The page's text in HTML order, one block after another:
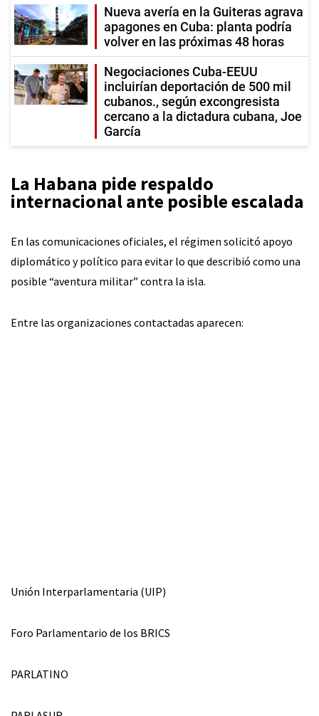
Nueva avería en la Guiteras agrava
apagones en Cuba: planta podría
volver en las próximas 48 horas
Negociaciones Cuba-EEUU
incluirían deportación de 500 mil
cubanos., según excongresista
cercano a la dictadura cubana, Joe
García
La Habana pide respaldo
internacional ante posible escalada
En las comunicaciones oficiales, el régimen solicitó apoyo
diplomático y político para evitar lo que describió como una
posible “aventura militar” contra la isla.
Entre las organizaciones contactadas aparecen:
Unión Interparlamentaria (UIP)
Foro Parlamentario de los BRICS
PARLATINO